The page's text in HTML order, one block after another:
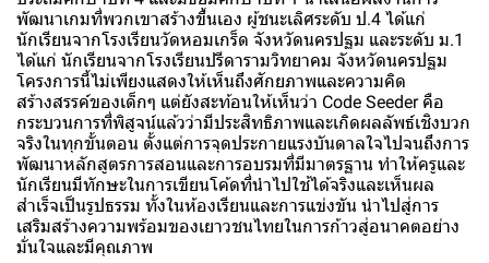
พัฒนาเกมที่พวกเขาสร้างขึ้นเอง ผู้ชนะเลิศระดับ ป.4 ได้แก่
นักเรียนจากโรงเรียนวัดหอมเกร็ด จังหวัดนครปฐม และระดับ ม.1
ได้แก่ นักเรียนจากโรงเรียนปรีดารามวิทยาคม จังหวัดนครปฐม
โครงการนี้ไม่เพียงแสดงให้เห็นถึงศักยภาพและความคิด
สร้างสรรค์ของเด็กๆ แต่ยังสะท้อนให้เห็นว่า Code Seeder คือ
กระบวนการที่พิสูจน์แล้วว่ามีประสิทธิภาพและเกิดผลลัพธ์เชิงบวก
จริงในทุกขั้นตอน ตั้งแต่การจุดประกายแรงบันดาลใจไปจนถึงการ
พัฒนาหลักสูตรการสอนและการอบรมที่มีมาตรฐาน ทำให้ครูและ
นักเรียนมีทักษะในการเขียนโค้ดที่นำไปใช้ได้จริงและเห็นผล
สำเร็จเป็นรูปธรรม ทั้งในห้องเรียนและการแข่งขัน นำไปสู่การ
เสริมสร้างความพร้อมของเยาวชนไทยในการก้าวสู่อนาคตอย่าง
มั่นใจและมีคุณภาพ